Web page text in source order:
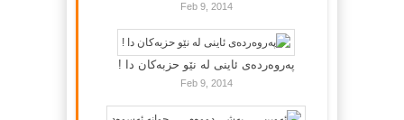
Feb 9, 2014
پەروەردەی ئاینی لە نێو حزبەکان دا !
Feb 9, 2014